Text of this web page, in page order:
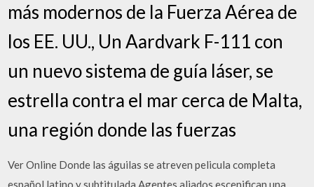
más modernos de la Fuerza Aérea de
los EE. UU., Un Aardvark F-111 con
un nuevo sistema de guía láser, se
estrella contra el mar cerca de Malta,
una región donde las fuerzas
Ver Online Donde las águilas se atreven pelicula completa
español latino y subtitulada Agentes aliados escenifican una